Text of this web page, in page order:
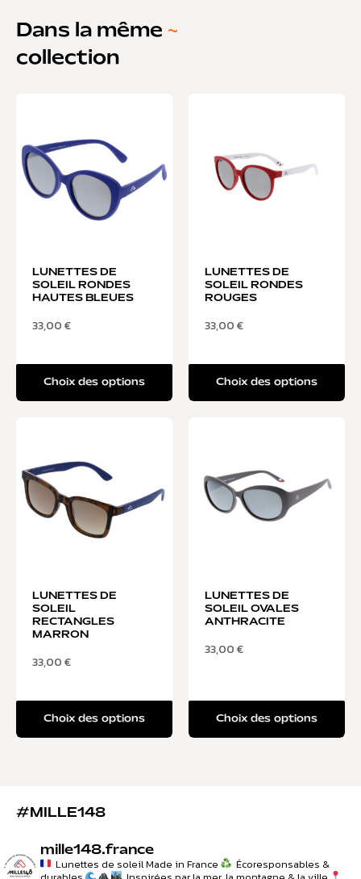
Dans la même ~
collection
LUNETTES DE
SOLEIL RONDES
HAUTES BLEUES
33,00€
Choix des options
LUNETTES DE
SOLEIL RONDES
ROUGES
33,00€
Choix des options
LUNETTES DE
SOLEIL
RECTANGLES
MARRON
33,00€
Choix des options
LUNETTES DE
SOLEIL OVALES
ANTHRACITE
33,00€
Choix des options
#MILLE148
mille148.france
Lunettes de soleil Made in France
Écoresponsables &